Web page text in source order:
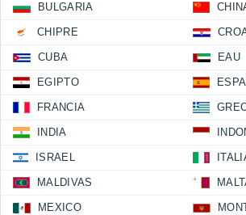
BULGARIA
CHIPRE
CUBA EAU
EGIPTO
FRANCIA
INDIA
ISRAEL
MALDIVAS
MEXICO